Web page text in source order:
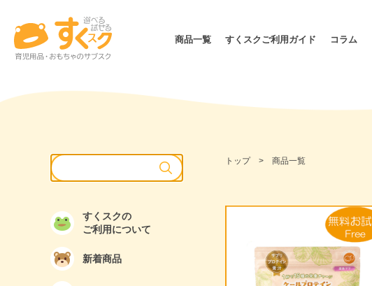
商品一覧 すくスクご利用ガイド コラム
6カ月～
2歳～
3歳～
価格帯別
1,000円～
3,000円～
10,000円～
15,000円～
すくスクの
ご利用について
新着商品
トップ 商品一覧